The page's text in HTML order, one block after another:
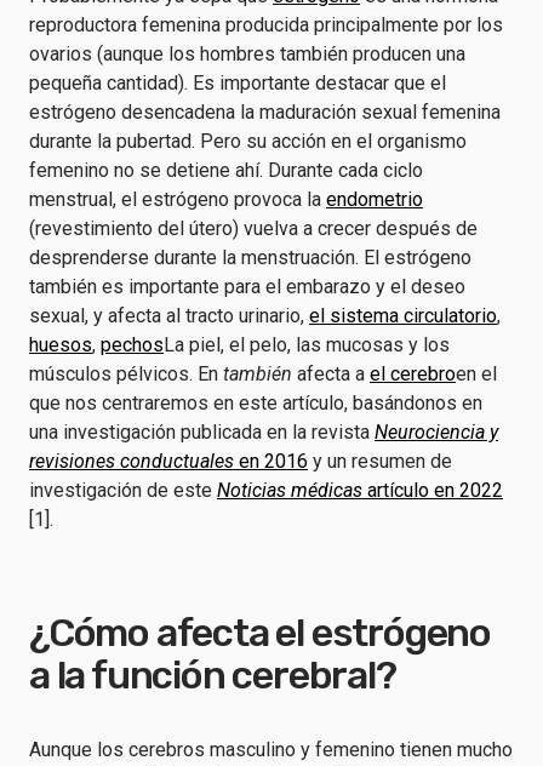
reproductora femenina producida principalmente por los
ovarios (aunque los hombres también producen una
pequeña cantidad). Es importante destacar que el
estrógeno desencadena la maduración sexual femenina
durante la pubertad. Pero su acción en el organismo
femenino no se detiene ahí. Durante cada ciclo
menstrual, el estrógeno provoca la endometrio
(revestimiento del útero) vuelva a crecer después de
desprenderse durante la menstruación. El estrógeno
también es importante para el embarazo y el deseo
sexual, y afecta al tracto urinario, el sistema circulatorio,
huesos, pechosLa piel, el pelo, las mucosas y los
músculos pélvicos. En también afecta a el cerebroen el
que nos centraremos en este artículo, basándonos en
una investigación publicada en la revista Neurociencia y
revisiones conductuales en 2016 y un resumen de
investigación de este Noticias médicas artículo en 2022
[1].
¿Cómo afecta el estrógeno
a la función cerebral?
Aunque los cerebros masculino y femenino tienen mucho